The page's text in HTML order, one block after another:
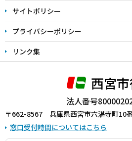
サイトポリシー
プライバシーポリシー
リンク集
西宮
法人番号
〒662-8567 兵庫県西宮市六湛寺町10番
窓口受付時間についてはこちら